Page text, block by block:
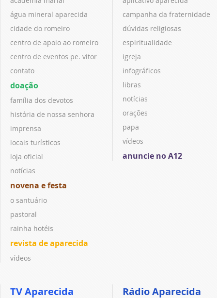
água mineral aparecida
cidade do romeiro
centro de apoio ao romeiro
centro de eventos pe. vitor
contato
doação
família dos devotos
história de nossa senhora
imprensa
locais turísticos
loja oficial
notícias
novena e festa
o santuário
pastoral
rainha hotéis
revista de aparecida
vídeos
campanha da fraternidade
dúvidas religiosas
espiritualidade
igreja
infográficos
libras
notícias
orações
papa
vídeos
anuncie no A12
TV Aparecida Rádio Aparecida